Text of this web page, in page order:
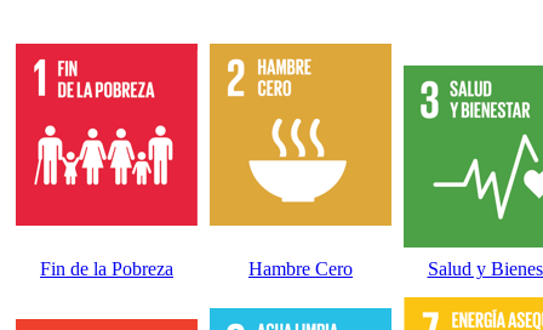
Fin de la Pobreza Hambre Cero Salud y